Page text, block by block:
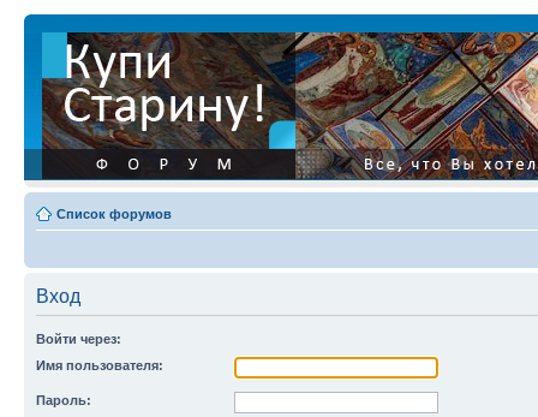
Список форумов
Вход
Войти через:
Имя пользователя:
Пароль: